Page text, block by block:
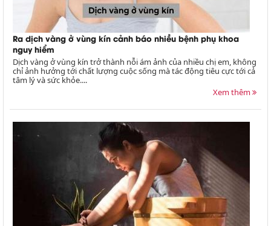
Ra dịch vàng ở vùng kín cảnh báo nhiều bệnh phụ khoa
nguy hiểm
Dịch vàng ở vùng kín trở thành nỗi ám ảnh của nhiều chị em, không
chỉ ảnh hưởng tới chất lượng cuộc sống mà tác động tiêu cực tới cả
tâm lý và sức khỏe....
Xem thêm